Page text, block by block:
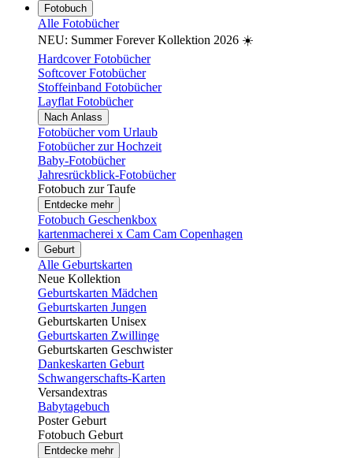
Fotobuch
Alle Fotobücher
NEU: Summer Forever Kollektion 2026 ☀️
Hardcover Fotobücher
Softcover Fotobücher
Stoffeinband Fotobücher
Layflat Fotobücher
Nach Anlass
Fotobücher vom Urlaub
Fotobücher zur Hochzeit
Baby-Fotobücher
Jahresrückblick-Fotobücher
Fotobuch zur Taufe
Entdecke mehr
Fotobuch Geschenkbox
kartenmacherei x Cam Cam Copenhagen
Geburt
Alle Geburtskarten
Neue Kollektion
Geburtskarten Mädchen
Geburtskarten Jungen
Geburtskarten Unisex
Geburtskarten Zwillinge
Geburtskarten Geschwister
Dankeskarten Geburt
Schwangerschafts-Karten
Versandextras
Babytagebuch
Poster Geburt
Fotobuch Geburt
Entdecke mehr